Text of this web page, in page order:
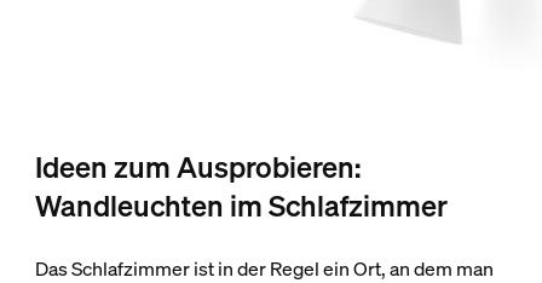
Ideen zum Ausprobieren:
Wandleuchten im Schlafzimmer
Das Schlafzimmer ist in der Regel ein Ort, an dem man